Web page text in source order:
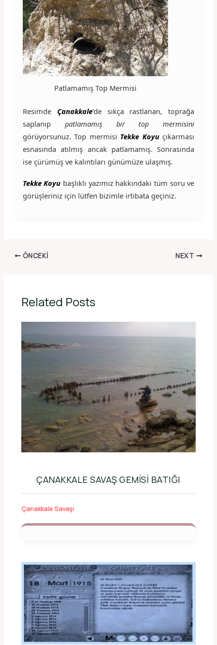
Patlamamış Top Mermisi
Resimde Çanakkale‘de sıkça rastlanan, toprağa
saplanıp patlamamış bir top mermisini
görüyorsunuz. Top mermisi Tekke Koyuçıkarması
esnasında atılmış ancak patlamamış. Sonrasında
ise çürümüş ve kalıntıları günümüze ulaşmış.
Tekke Koyu başlıklı yazımız hakkındaki tüm soru ve
görüşleriniz için lütfen bizimle irtibata geçiniz.
ÖNCEKI NEXT
Related Posts
ÇANAKKALE SAVAŞ GEMISI BATIĞI
Çanakkale Savaşı